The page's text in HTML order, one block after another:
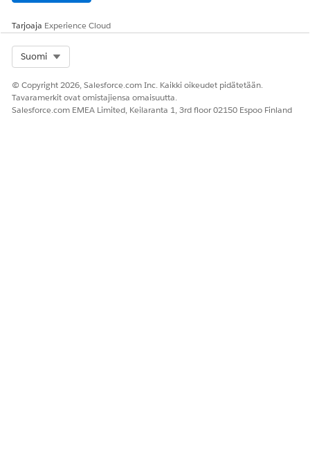
Tarjoaja Experience Cloud
Suomi
© Copyright 2026, Salesforce.com Inc. Kaikki oikeudet pidätetään.
Tavaramerkit ovat omistajiensa omaisuutta.
Salesforce.com EMEA Limited, Keilaranta 1, 3rd floor 02150 Espoo Finland